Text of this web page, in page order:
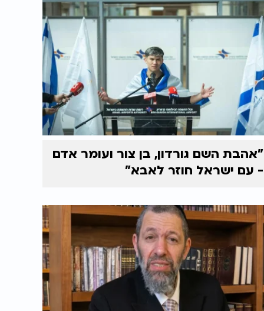
"אהבת השם גורדון, בן צור ועומר אדם
- עם ישראל חוזר לאבא"